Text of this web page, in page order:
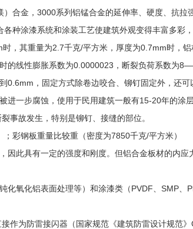
合金，3000系列铝锰合金的延伸率、硬度、抗
种涂漆系统和涂装工艺使建筑外观变得丰富多彩
，其重量为2.7千克/平方米，厚度为0.7mm时，
线性膨胀系数为0.0000023，断裂负荷系数为
，固定方式除卷边咬合、铆钉固定外，还可
进一步腐蚀，使用于民用建筑一般有15-20年的涂
事故发生，特别是铆钉、接缝的部位。
彩钢板重量比较重（密度为7850千克/平方米）
因此具有一定的强度和刚度。但铝合金板材的内
氧化铝表面处理等）和涂漆类（PVDF、SMP、
作为防雷接闪器（国家规范《建筑防雷设计规范